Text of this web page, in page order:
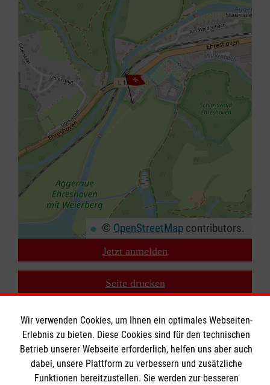
© OpenStreetMap contributors.
Jetzt anmelden
Seite drucken
Zurück zu den Suchergebnissen
Wir verwenden Cookies, um Ihnen ein optimales Webseiten-
Erlebnis zu bieten. Diese Cookies sind für den technischen
Betrieb unserer Webseite erforderlich, helfen uns aber auch
dabei, unsere Plattform zu verbessern und zusätzliche
Funktionen bereitzustellen. Sie werden zur besseren